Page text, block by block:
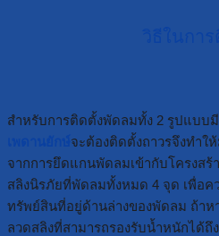
สำหรับการติดตั้งพัดลมทั้ง 2 รูปแบบ
จะต้องติดตั้งถาวรจึงทำใ
จากการยึดแกนพัดลมเข้ากับโครงส
สลิงนิรภัยที่พัดลมทั้งหมด 4 จุด เพื่อ
ทรัพย์สินที่อยู่ด้านล่างของพัดลม ถ้า
ลวดสลิงที่สามารถรองรับน้ำหนักได้ถึ